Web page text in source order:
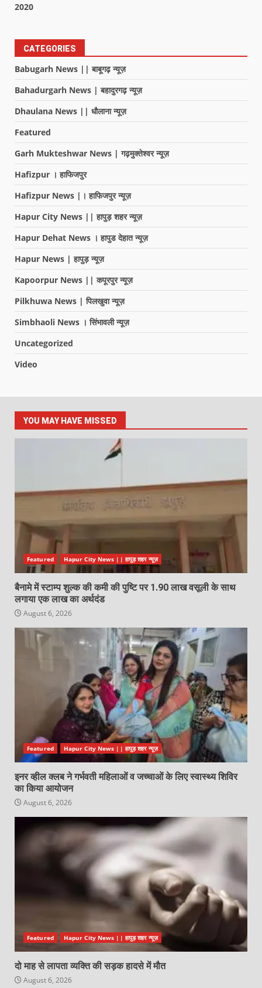
2020
CATEGORIES
Babugarh News || बाबूगढ़ न्यूज़
Bahadurgarh News | बहादुरगढ़ न्यूज़
Dhaulana News || धौलाना न्यूज़
Featured
Garh Mukteshwar News | गढ़मुक्तेश्वर न्यूज़
Hafizpur । हाफिजपुर
Hafizpur News |। हाफिजपुर न्यूज़
Hapur City News || हापुड़ शहर न्यूज़
Hapur Dehat News । हापुड देहात न्यूज़
Hapur News | हापुड़ न्यूज़
Kapoorpur News || कपूरपुर न्यूज़
Pilkhuwa News | पिलखुवा न्यूज़
Simbhaoli News । सिंभावली न्यूज़
Uncategorized
Video
YOU MAY HAVE MISSED
Featured Hapur City News || हापुड़ शहर न्यूज़
बैनामे में स्टाम्प शुल्क की कमी की पुष्टि पर 1.90 लाख वसूली के साथ
लगाया एक लाख का अर्थदंड
August 6, 2026
Featured Hapur City News || हापुड़ शहर न्यूज़
इनर व्हील क्लब ने गर्भवती महिलाओं व जच्चाओं के लिए स्वास्थ्य शिविर
का किया आयोजन
August 6, 2026
Featured Hapur City News || हापुड़ शहर न्यूज़
दो माह से लापता व्यक्ति की सड़क हादसे में मौत
August 6, 2026